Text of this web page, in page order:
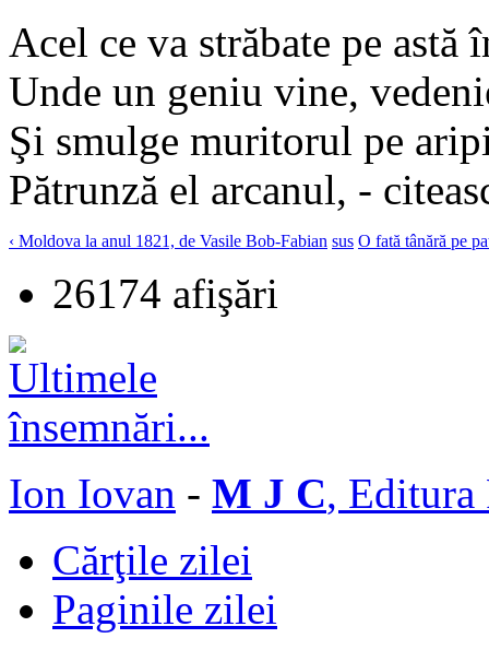
Acel ce va străbate pe astă
Unde un geniu vine,
Şi smulge muritorul pe
Pătrunză el arcanul, -
‹ Moldova la anul 1821, de Vasile Bob-Fabian sus O fată tânără pe
26174 afişări
Ion Iovan - M J C, Editura
Cărţile zilei
Paginile zilei